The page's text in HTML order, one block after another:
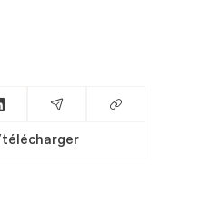
X sur LinkedIn
Partager par Email
Copier le lien